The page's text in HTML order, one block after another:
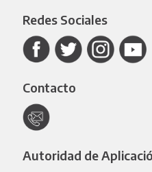
Redes Sociales
Contacto
Autoridad de